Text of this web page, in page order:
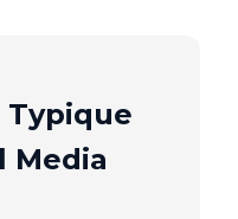
Typique
Media